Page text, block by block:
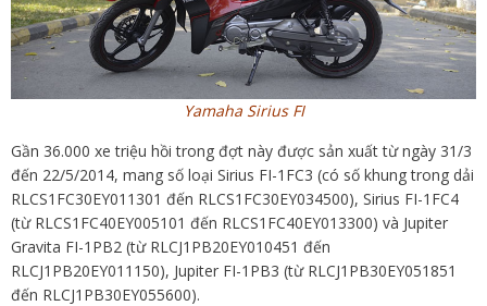
Yamaha Sirius FI
Gần 36.000 xe triệu hồi trong đợt này được sản xuất từ ngày 31/3
đến 22/5/2014, mang số loại Sirius FI-1FC3 (có số khung trong dải
RLCS1FC30EY011301 đến RLCS1FC30EY034500), Sirius FI-1FC4
(từ RLCS1FC40EY005101 đến RLCS1FC40EY013300) và Jupiter
Gravita FI-1PB2 (từ RLCJ1PB20EY010451 đến
RLCJ1PB20EY011150), Jupiter FI-1PB3 (từ RLCJ1PB30EY051851
đến RLCJ1PB30EY055600).